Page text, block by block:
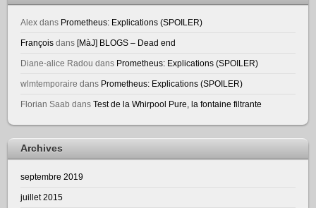
Alex dans Prometheus: Explications (SPOILER)
François dans[MàJ] BLOGS – Dead end
Diane-alice Radou dans Prometheus: Explications (SPOILER)
wlmtemporaire dans Prometheus: Explications (SPOILER)
Florian Saab dansTest de la Whirpool Pure, la fontaine filtrante
Archives
septembre 2019
juillet 2015